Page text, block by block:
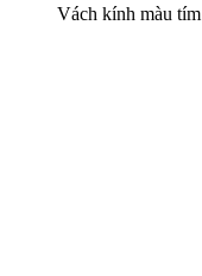
Vách kính màu tím